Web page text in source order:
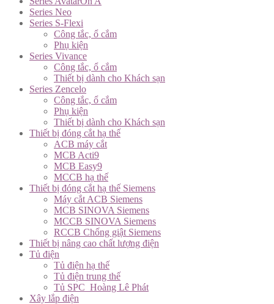
Series Neo
Series S-Flexi
Công tắc, ổ cắm
Phụ kiện
Series Vivance
Công tắc, ổ cắm
Thiết bị dành cho Khách sạn
Series Zencelo
Công tắc, ổ cắm
Phụ kiện
Thiết bị dành cho Khách sạn
Thiết bị đóng cắt hạ thế
ACB máy cắt
MCB Acti9
MCB Easy9
MCCB hạ thế
Thiết bị đóng cắt hạ thế Siemens
Máy cắt ACB Siemens
MCB SINOVA Siemens
MCCB SINOVA Siemens
RCCB Chống giật Siemens
Thiết bị nâng cao chất lượng điện
Tủ điện
Tủ điện hạ thế
Tủ điện trung thế
Tủ SPC_Hoàng Lê Phát
Xây lắp điện